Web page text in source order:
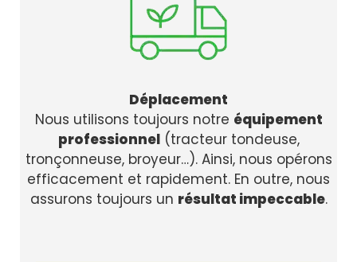
Déplacement
Nous utilisons toujours notre équipement
professionnel(tracteur tondeuse,
tronçonneuse, broyeur…). Ainsi, nous opérons
efficacement et rapidement. En outre, nous
assurons toujours un résultat impeccable.